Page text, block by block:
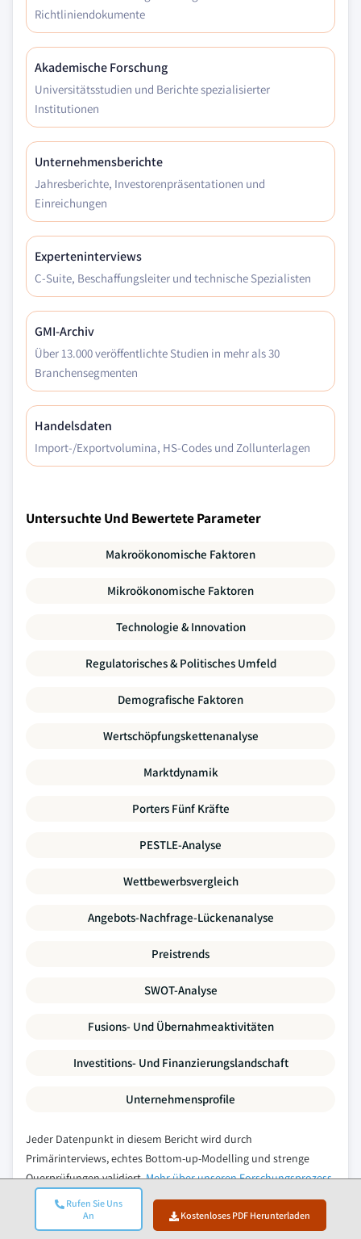
Rufen Sie Uns
An
Kostenloses PDF Herunterladen
Richtliniendokumente
Akademische Forschung
Universitätsstudien und Berichte spezialisierter
Institutionen
Unternehmensberichte
Jahresberichte, Investorenpräsentationen und
Einreichungen
Experteninterviews
C-Suite, Beschaffungsleiter und technische Spezialisten
GMI-Archiv
Über 13.000 veröffentlichte Studien in mehr als 30
Branchensegmenten
Handelsdaten
Import-/Exportvolumina, HS-Codes und Zollunterlagen
Untersuchte Und Bewertete Parameter
Makroökonomische Faktoren
Mikroökonomische Faktoren
Technologie & Innovation
Regulatorisches & Politisches Umfeld
Demografische Faktoren
Wertschöpfungskettenanalyse
Marktdynamik
Porters Fünf Kräfte
PESTLE-Analyse
Wettbewerbsvergleich
Angebots-Nachfrage-Lückenanalyse
Preistrends
SWOT-Analyse
Fusions- Und Übernahmeaktivitäten
Investitions- Und Finanzierungslandschaft
Unternehmensprofile
Jeder Datenpunkt in diesem Bericht wird durch
Primärinterviews, echtes Bottom-up-Modelling und strenge
Querprüfungen validiert.Mehr über unseren Forschungsprozess
erfahren →